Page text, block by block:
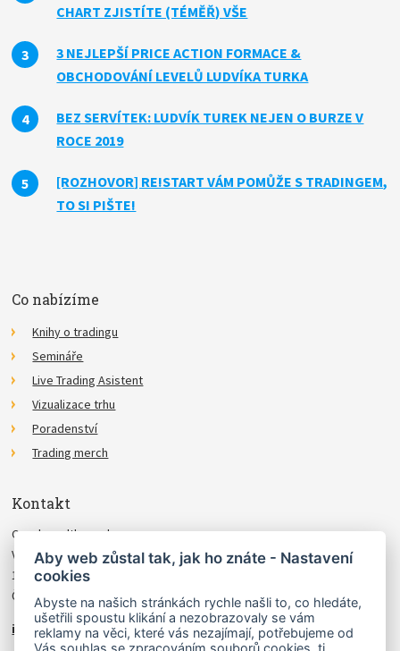
CHART ZJISTÍTE (TÉMĚŘ) VŠE
3 NEJLEPŠÍ PRICE ACTION FORMACE &
OBCHODOVÁNÍ LEVELŮ LUDVÍKA TURKA
BEZ SERVÍTEK: LUDVÍK TUREK NEJEN O BURZE V
ROCE 2019
[ROZHOVOR] RE!START VÁM POMŮŽE S TRADINGEM,
TO SI PIŠTE!
Co nabízíme
Knihy o tradingu
Semináře
Live Trading Asistent
Vizualizace trhu
Poradenství
Trading merch
Kontakt
Czechwealth, spol. s r.o.
Višňová 4
140 00 Praha 4
Česká Republika
info@czechwealth.cz
Aby web zůstal tak, jak ho znáte - Nastavení
cookies
Abyste na našich stránkách rychle našli to, co hledáte,
ušetřili spoustu klikání a nezobrazovaly se vám
reklamy na věci, které vás nezajímají, potřebujeme od